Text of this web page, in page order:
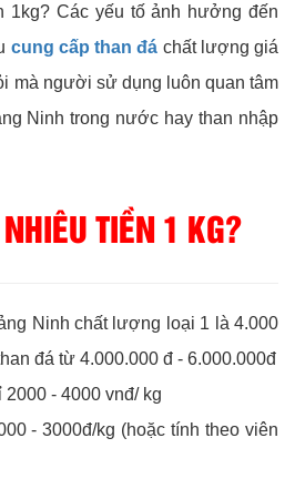
1kg? Các yếu tố ảnh hưởng đến
cung cấp than đá chất lượng giá
mà người sử dụng luôn quan tâm
Ninh trong nước hay than nhập
TIỀN 1 KG?
Ninh chất lượng loại 1 là 4.000
đá từ 4.000.000 đ - 6.000.000đ
2000 - 4000 vnđ/ kg
- 3000đ/kg (hoặc tính theo viên